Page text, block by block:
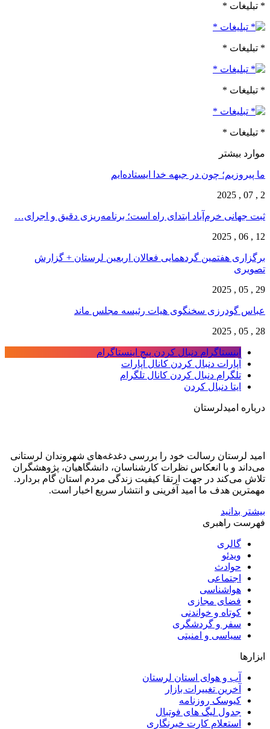
* تبلیغات *
* تبلیغات *
* تبلیغات *
* تبلیغات *
موارد بیشتر
ما پیروزیم؛ چون در جبهه خدا ایستاده‌ایم
2 , 07 , 2025
ثبت جهانی خرم‌‌آباد ابتدای راه است؛ برنامه‌ریزی دقیق و اجرای…
12 , 06 , 2025
برگزاری هفتمین گردهمایی فعالان اربعین لرستان + گزارش
تصویری
29 , 05 , 2025
عباس گودرزی سخنگوی هیات رئیسه مجلس ماند
28 , 05 , 2025
اینستاگرام دنبال کردن پیج اینستاگرام
آپارات دنبال کردن کانال آپارات
تلگرام دنبال کردن کانال تلگرام
ایتا دنبال کردن
درباره امیدلرستان
امید لرستان رسالت خود را بررسی دغدغه‌های شهروندان لرستانی
می‌داند و با انعکاس نظرات کارشناسان، دانشگاهیان، پژوهشگران
تلاش می‌کند در جهت ارتقا کیفیت زندگی مردم استان گام بردارد.
مهمترین هدف ما امید آفرینی و انتشار سریع اخبار است.
بیشتر بدانید
فهرست راهبری
گالری
ویدئو
حوادث
اجتماعی
هواشناسی
فضای مجازی
کوتاه و خواندنی
سفر و گردشگری
سیاسی و امنیتی
ابزارها
آب و هوای استان لرستان
آخرین تغییرات بازار
کیوسک روزنامه
جدول لیگ های فوتبال
استعلام کارت خبرنگاری